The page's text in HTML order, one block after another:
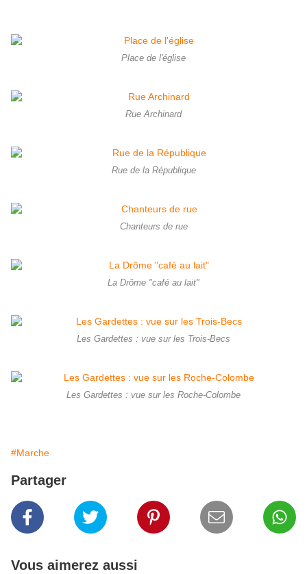
Place de l'église
Rue Archinard
Rue de la République
Chanteurs de rue
La Drôme "café au lait"
Les Gardettes : vue sur les Trois-Becs
Les Gardettes : vue sur les Roche-Colombe
#Marche
Partager
Vous aimerez aussi